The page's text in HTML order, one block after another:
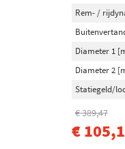
Rem- /
Diameter 1
Diameter 2
Statiegeld/
€ 389,47
€